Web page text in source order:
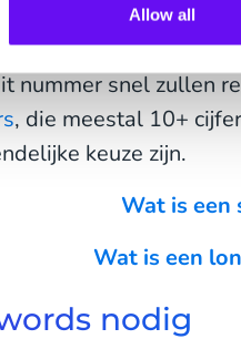
Allow all
maakt deze
te onthouden.
nummer snel zullen
, die meestal 10+
keuze zijn.
Wat is een
Wat is een
nodig